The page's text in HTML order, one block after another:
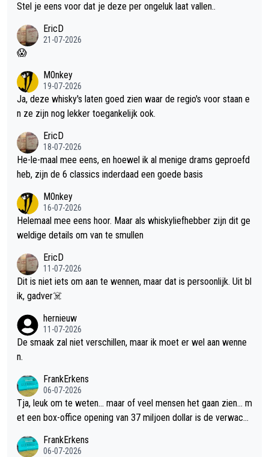
Stel je eens voor dat je deze per ongeluk laat vallen..
EricD
21-07-2026
😱
M0nkey
19-07-2026
Ja, deze whisky's laten goed zien waar de regio's voor staan e
n ze zijn nog lekker toegankelijk ook.
EricD
18-07-2026
He-le-maal mee eens, en hoewel ik al menige drams geproefd
heb, zijn de 6 classics inderdaad een goede basis
M0nkey
16-07-2026
Helemaal mee eens hoor. Maar als whiskyliefhebber zijn dit ge
weldige details om van te smullen
EricD
11-07-2026
Dit is niet iets om aan te wennen, maar dat is persoonlijk. Uit bl
ik, gadver☠️
hernieuw
11-07-2026
De smaak zal niet verschillen, maar ik moet er wel aan wenne
n.
FrankErkens
06-07-2026
Tja, leuk om te weten... maar of veel mensen het gaan zien... m
et een box-office opening van 37 miljoen dollar is de verwacht
FrankErkens
06-07-2026